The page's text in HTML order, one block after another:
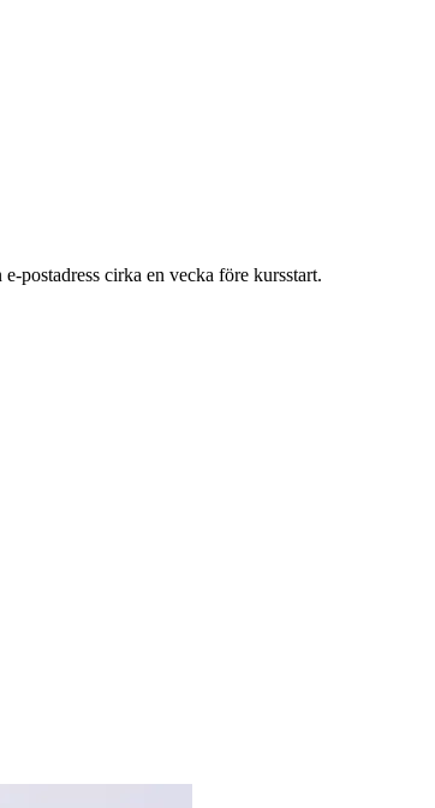
postadress cirka en vecka före kursstart.